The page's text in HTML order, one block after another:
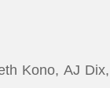
Kono, AJ Dix,